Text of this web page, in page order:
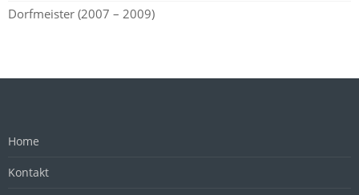
Dorfmeister (2007 – 2009)
Home
Kontakt